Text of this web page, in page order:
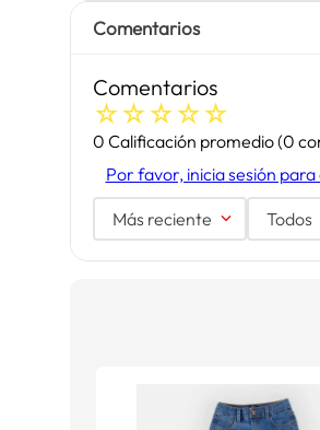
Comentarios
Comentarios
☆☆☆☆☆
0 Calificación promedio(0
Por favor, inicia sesión
Más reciente Todos